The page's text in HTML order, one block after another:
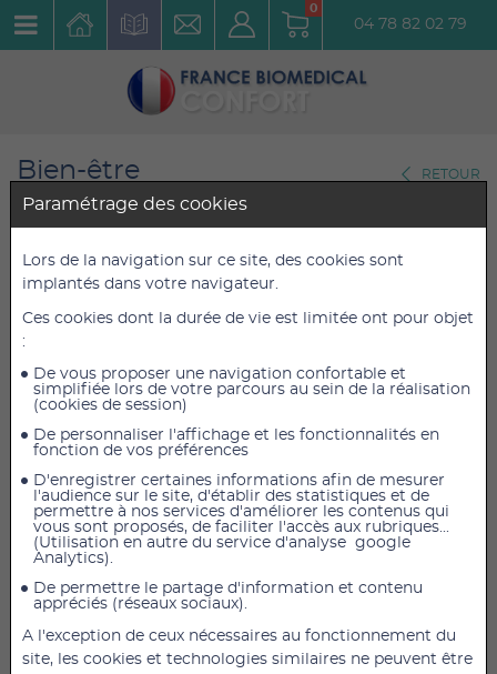
0
04 78 82 02 79
Bien-être
Crèmes de massage
RETOUR
Pompe pour crème de
massage neutre ou Hypergliss
1L
1,50 €
1,25 €HT 1,25 €HT
AJOUTER AU PANIER
Pompe pour crème de massage neutre Phytomass
Paramétrage des cookies
Lors de la navigation sur ce site, des cookies sont
implantés dans votre navigateur.
Ces cookies dont la durée de vie est limitée ont pour objet
:
De vous proposer une navigation confortable et
simplifiée lors de votre parcours au sein de la réalisation
(cookies de session)
De personnaliser l'affichage et les fonctionnalités en
fonction de vos préférences
D'enregistrer certaines informations afin de mesurer
l'audience sur le site, d'établir des statistiques et de
permettre à nos services d'améliorer les contenus qui
vous sont proposés, de faciliter l'accès aux rubriques...
(Utilisation en autre du service d'analyse google
Analytics).
De permettre le partage d'information et contenu
appréciés (réseaux sociaux).
A l'exception de ceux nécessaires au fonctionnement du
site, les cookies et technologies similaires ne peuvent être